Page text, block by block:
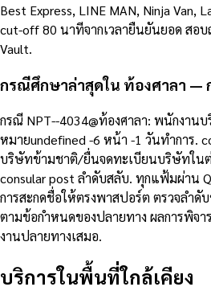
Best Express, LINE MAN, Ninja Van,
cut-off 80 นาทีจากเวลายืนยันยอด สอ
Vault.
กรณีศึกษาล่าสุดใน ท้องศาลา —
กรณี NPT--4034@ท้องศาลา: พนักงาน
หมายundefined -6 หน้า -1 วันทำการ.
บริษัทข้ามชาติ/ยื่นจดทะเบียนบริษัทในต่
consular post ลำดับสลับ. ทุกแฟ้มผ่าน
การสะกดชื่อให้ตรงพาสปอร์ต ตรวจลำ
ตามข้อกำหนดของปลายทาง ผลการพิจ
งานปลายทางเสมอ.
บริการในพื้นที่ใกล้เคียง